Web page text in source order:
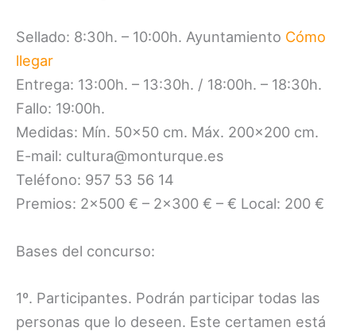
Sellado: 8:30h. – 10:00h. Ayuntamiento Cómo
llegar
Entrega: 13:00h. – 13:30h. / 18:00h. – 18:30h.
Fallo: 19:00h.
Medidas: Mín. 50×50 cm. Máx. 200×200 cm.
E-mail: cultura@monturque.es
Teléfono: 957 53 56 14
Premios: 2×500 € – 2×300 € – € Local: 200 €
Bases del concurso:
1º. Participantes. Podrán participar todas las
personas que lo deseen. Este certamen está